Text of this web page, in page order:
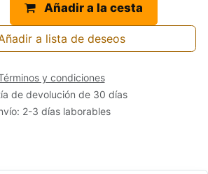
Añadir a la cesta
a lista de deseos
y condiciones
de devolución de 30 días
2-3 días laborables